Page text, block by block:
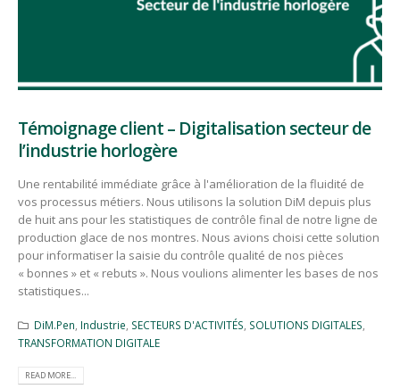
Témoignage client – Digitalisation secteur de
l’industrie horlogère
Une rentabilité immédiate grâce à l'amélioration de la fluidité de
vos processus métiers. Nous utilisons la solution DiM depuis plus
de huit ans pour les statistiques de contrôle final de notre ligne de
production glace de nos montres. Nous avions choisi cette solution
pour informatiser la saisie du contrôle qualité de nos pièces
« bonnes » et « rebuts ». Nous voulions alimenter les bases de nos
statistiques...
DiM.Pen, Industrie, SECTEURS D'ACTIVITÉS, SOLUTIONS DIGITALES,
TRANSFORMATION DIGITALE
READ MORE...